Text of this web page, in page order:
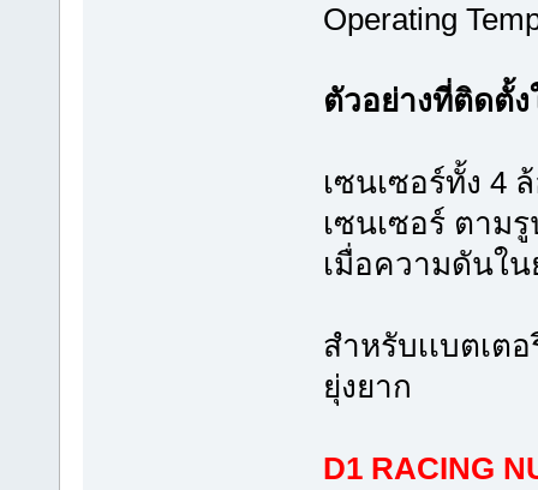
Operating
ตัวอย่างที่ติดตั้ง
เซนเซอร์ทั้ง 4
เซนเซอร์ ตาม
เมื่อความดันใ
สำหรับเเบตเต
ยุ่งยาก
D1 RACING